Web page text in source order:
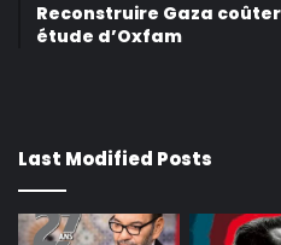
Reconstruire Gaza
étude d’Oxfam
Last Modified Posts